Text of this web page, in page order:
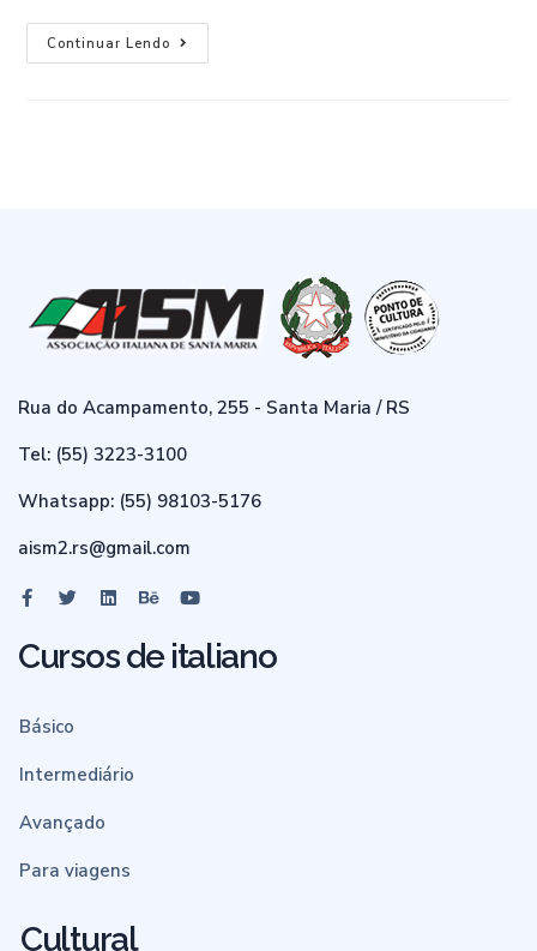
Continuar Lendo
Rua do Acampamento, 255 - Santa Maria / RS
Tel: (55) 3223-3100
Whatsapp: (55) 98103-5176
aism2.rs@gmail.com
Cursos de italiano
Básico
Intermediário
Avançado
Para viagens
Cultural